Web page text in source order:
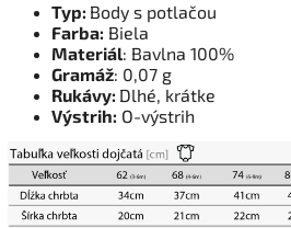
Typ: Body s potlačou
Farba: Biela
Materiál: Bavlna 100%
Gramáž: 0,07 g
Rukávy: Dlhé, krátke
Výstrih: O-výstrih